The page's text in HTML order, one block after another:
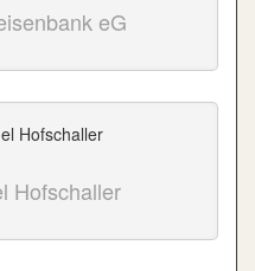
eG
Hofschaller